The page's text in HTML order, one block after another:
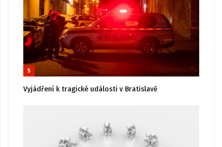
5
Vyjádření k tragické události v Bratislavě